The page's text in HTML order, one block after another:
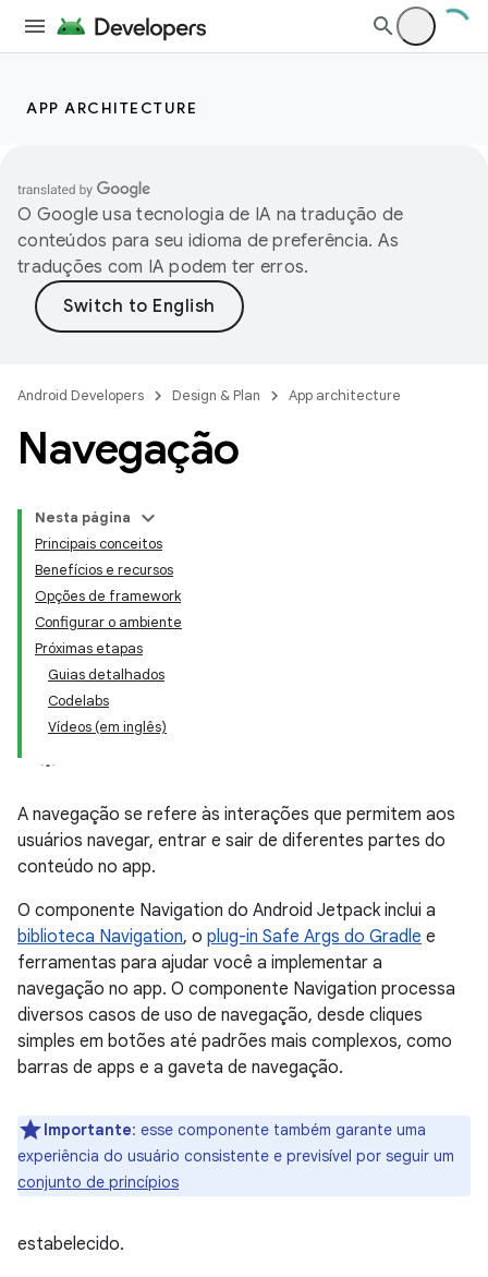
APP ARCHITECTURE
O Google usa tecnologia de IA na tradução de
conteúdos para seu idioma de preferência. As
traduções com IA podem ter erros.
Android Developers Design & Plan App architecture
Navegação
Nesta página
Principais conceitos
Benefícios e recursos
Opções de framework
Configurar o ambiente
Próximas etapas
Guias detalhados
Codelabs
Vídeos (em inglês)
A navegação se refere às interações que permitem aos
usuários navegar, entrar e sair de diferentes partes do
conteúdo no app.
O componente Navigation do Android Jetpack inclui a
biblioteca Navigation, o plug-in Safe Args do Gradle e
ferramentas para ajudar você a implementar a
navegação no app. O componente Navigation processa
diversos casos de uso de navegação, desde cliques
simples em botões até padrões mais complexos, como
barras de apps e a gaveta de navegação.
Importante: esse componente também garante uma
experiência do usuário consistente e previsível por seguir um
conjunto de princípios
estabelecido.